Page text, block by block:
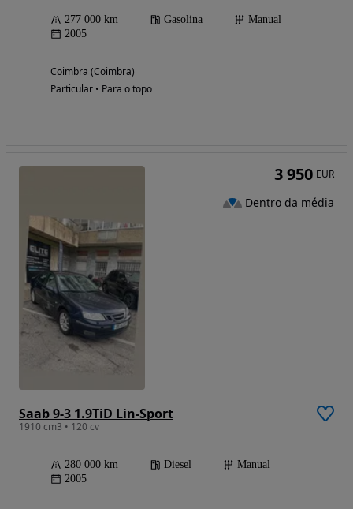
277 000 km Gasolina
Manual
2005
Coimbra (Coimbra)
Particular • Para o topo
Saab 9-3 1.9TiD Lin-Sport
1910 cm3 • 120 cv
280 000 km Diesel
Manual
2005
3 950 EUR
Dentro da média